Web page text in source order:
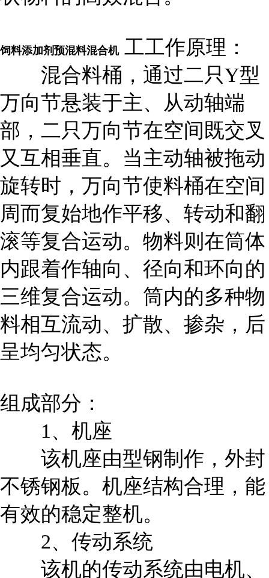
饲料添加剂预混料混合机工工作原理：
混合料桶，通过二只Y型
万向节悬装于主、从动轴端
部，二只万向节在空间既交叉
又互相垂直。当主动轴被拖动
旋转时，万向节使料桶在空间
周而复始地作平移、转动和翻
滚等复合运动。物料则在筒体
内跟着作轴向、径向和环向的
三维复合运动。筒内的多种物
料相互流动、扩散、掺杂，后
呈均匀状态。
组成部分：
1、机座
该机座由型钢制作，外封
不锈钢板。机座结构合理，能
有效的稳定整机。
2、传动系统
该机的传动系统由电机、